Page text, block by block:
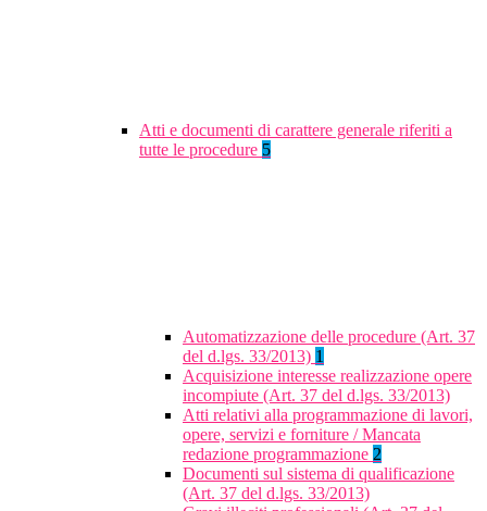
Atti e documenti di carattere generale riferiti a
tutte le procedure 5
Automatizzazione delle procedure (Art. 37
del d.lgs. 33/2013) 1
Acquisizione interesse realizzazione opere
incompiute (Art. 37 del d.lgs. 33/2013)
Atti relativi alla programmazione di lavori,
opere, servizi e forniture / Mancata
redazione programmazione 2
Documenti sul sistema di qualificazione
(Art. 37 del d.lgs. 33/2013)